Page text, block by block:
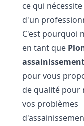
ce qui
d'un
C'est pourquoi
en tant que
pour vous
de qualité pour
vos problèmes